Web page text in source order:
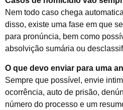
Nem todo caso chega
disso, existe uma fase em que
para pronúncia, bem como
absolvição sumária ou
O que devo enviar para uma
Sempre que possível, envie
ocorrência, auto de prisão,
número do processo e um